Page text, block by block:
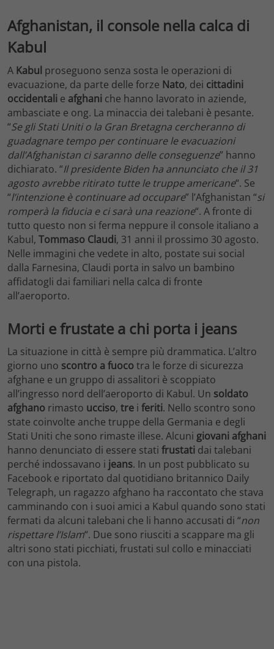
Afghanistan, il console nella calca di
Kabul
A Kabul proseguono senza sosta le operazioni di
evacuazione, da parte delle forze Nato, dei cittadini
occidentali e afghani che hanno lavorato in aziende,
ambasciate e ong. La minaccia dei talebani è pesante.
“Se gli Stati Uniti o la Gran Bretagna cercheranno di
guadagnare tempo per continuare le evacuazioni
dall’Afghanistan ci saranno delle conseguenze” hanno
dichiarato. “Il presidente Biden ha annunciato che il 31
agosto avrebbe ritirato tutte le truppe americane“. Se
“l’intenzione è continuare ad occupare” l’Afghanistan “si
romperà la fiducia e ci sarà una reazione“. A fronte di
tutto questo non si ferma neppure il console italiano a
Kabul, Tommaso Claudi, 31 anni il prossimo 30 agosto.
Nelle immagini che vedete in alto, postate sui social
dalla Farnesina, Claudi porta in salvo un bambino
affidatogli dai familiari nella calca di fronte
all’aeroporto.
Morti e frustate a chi porta i jeans
La situazione in città è sempre più drammatica. L’altro
giorno uno scontro a fuocotra le forze di sicurezza
afghane e un gruppo di assalitori è scoppiato
all’ingresso nord dell’aeroporto di Kabul. Un soldato
afghano rimasto ucciso, tre i feriti. Nello scontro sono
state coinvolte anche truppe della Germania e degli
Stati Uniti che sono rimaste illese. Alcuni giovani afghani
hanno denunciato di essere stati frustati dai talebani
perché indossavano i jeans. In un post pubblicato su
Facebook e riportato dal quotidiano britannico Daily
Telegraph, un ragazzo afghano ha raccontato che stava
camminando con i suoi amici a Kabul quando sono stati
fermati da alcuni talebani che li hanno accusati di “non
rispettare l’Islam“. Due sono riusciti a scappare ma gli
altri sono stati picchiati, frustati sul collo e minacciati
con una pistola.